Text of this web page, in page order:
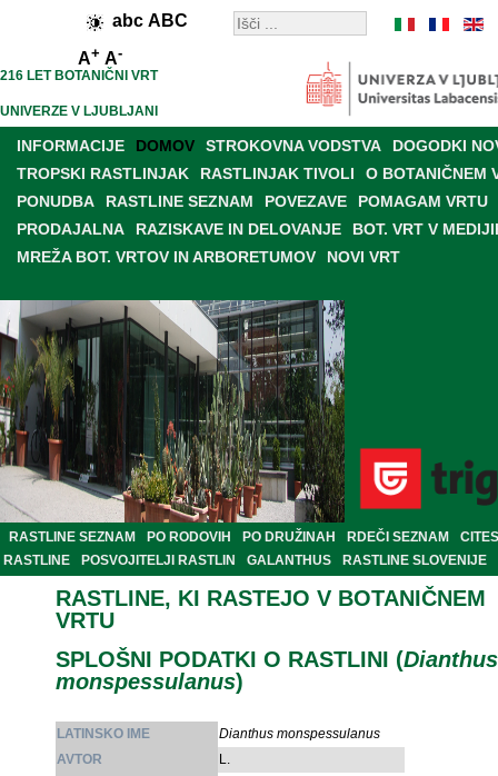
abc ABC
A+ A-
216 LET BOTANIČNI VRT
UNIVERZE V LJUBLJANI
INFORMACIJE DOMOV STROKOVNA VODSTVA
DOGODKI
TROPSKI RASTLINJAK
RASTLINJAK TIVOLI
O BOTANIČNEM
PONUDBA
RASTLINE SEZNAM POVEZAVE
POMAGAM VRTU
PRODAJALNA
RAZISKAVE IN DELOVANJE
BOT. VRT V
MREŽA BOT. VRTOV IN ARBORETUMOV
NOVI VRT
RASTLINE SEZNAM PO RODOVIH PO DRUŽINAH RDEČI SEZNAM
CITES
RASTLINE
POSVOJITELJI RASTLIN GALANTHUS RASTLINE SLOVENIJE
RASTLINE, KI RASTEJO V BOTANIČNEM
VRTU
SPLOŠNI PODATKI O RASTLINI (Dianthus
monspessulanus)
LATINSKO IME
Dianthus monspessulanus
AVTOR
L.